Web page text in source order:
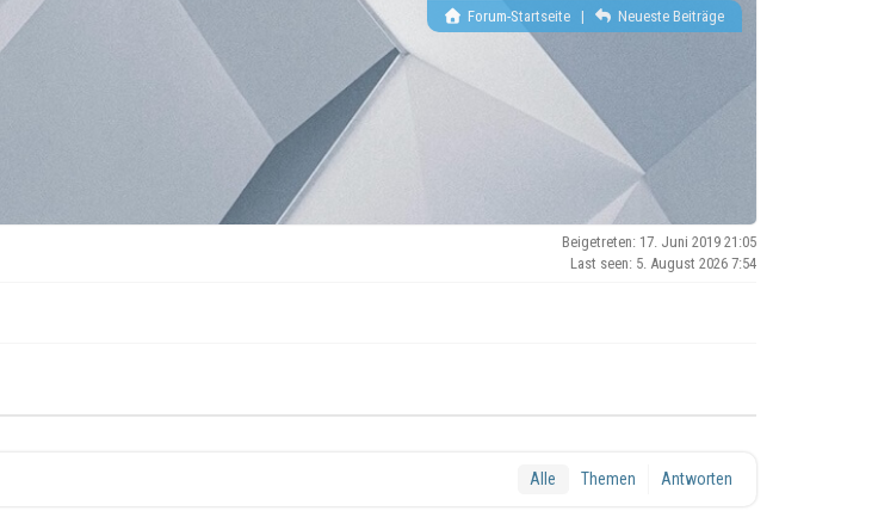
Forum-Startseite| Neueste Beiträge
Beigetreten: 17. Juni 2019 21:05
Last seen: 5. August 2026 7:54
Alle Themen Antworten